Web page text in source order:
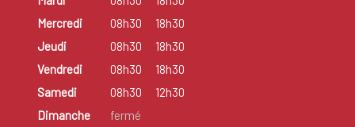
Mercredi
08h30
18h30
Jeudi
08h30
18h30
Vendredi
08h30
18h30
Samedi
08h30
12h30
Dimanche
fermé